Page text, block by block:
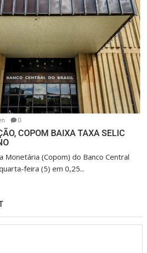
0
COPOM BAIXA TAXA SELIC
Monetária (Copom) do Banco Central
feira (5) em 0,25...